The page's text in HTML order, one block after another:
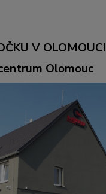
V OLOMOUCI
Olomouc